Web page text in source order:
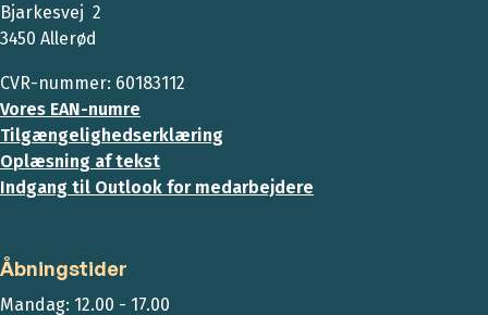
Bjarkesvej 2
3450 Allerød
CVR-nummer: 60183112
Vores EAN-numre
Tilgængelighedserklæring
Oplæsning af tekst
Indgang til Outlook for medarbejdere
Åbningstider
Mandag: 12.00 - 17.00